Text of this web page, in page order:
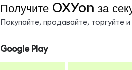
Получите OXYon за
Покупайте, продавайте, торгуйте
Google Play